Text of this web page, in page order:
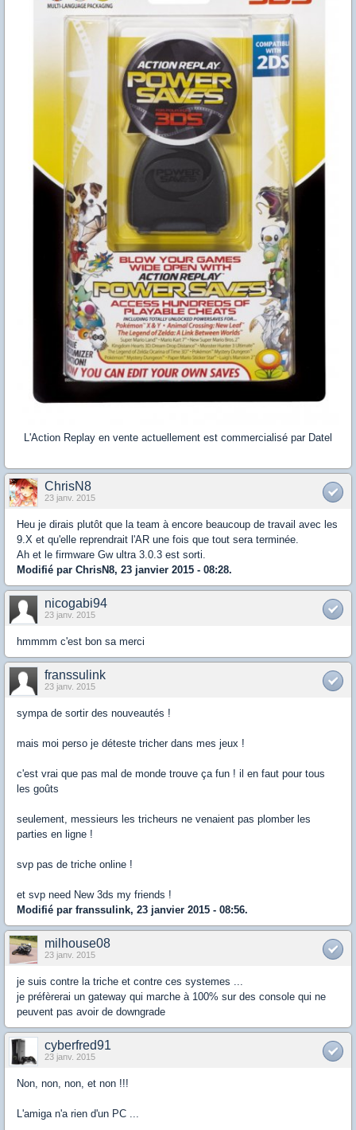
L'Action Replay en vente actuellement est commercialisé par Datel
ChrisN8
23 janv. 2015
Heu je dirais plutôt que la team à encore beaucoup de travail avec les
9.X et qu'elle reprendrait l'AR une fois que tout sera terminée.
Ah et le firmware Gw ultra 3.0.3 est sorti.
Modifié par ChrisN8, 23 janvier 2015 - 08:28.
nicogabi94
23 janv. 2015
hmmmm c'est bon sa merci
franssulink
23 janv. 2015
sympa de sortir des nouveautés !
mais moi perso je déteste tricher dans mes jeux !
c'est vrai que pas mal de monde trouve ça fun ! il en faut pour tous
les goûts
seulement, messieurs les tricheurs ne venaient pas plomber les
parties en ligne !
svp pas de triche online !
et svp need New 3ds my friends !
Modifié par franssulink, 23 janvier 2015 - 08:56.
milhouse08
23 janv. 2015
je suis contre la triche et contre ces systemes ...
je préfèrerai un gateway qui marche à 100% sur des console qui ne
peuvent pas avoir de downgrade
cyberfred91
23 janv. 2015
Non, non, non, et non !!!
L'amiga n'a rien d'un PC ...